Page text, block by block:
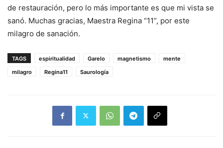
de restauración, pero lo más importante es que mi vista se
sanó. Muchas gracias, Maestra Regina “11”, por este
milagro de sanación.
TAGS espiritualidad Garelo magnetismo
mente
milagro
Regina11 Saurología